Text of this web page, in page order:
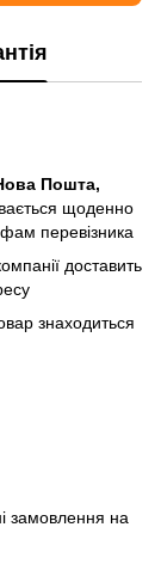
Пошта,
щоденно
перевізника
доставить
знаходиться
замовлення на